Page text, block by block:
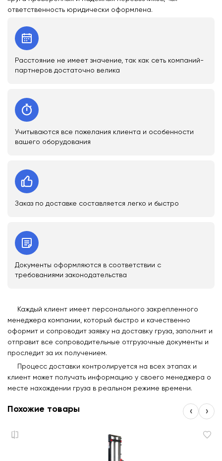
ответственность юридически оформлена.
Расстояние не имеет значение, так как сеть компаний-
партнеров достаточно велика
Учитываются все пожелания клиента и особенности
вашего оборудования
Заказ по доставке составляется легко и быстро
Документы оформляются в соответствии с
требованиями законодательства
Каждый клиент имеет персонального закрепленного
менеджера компании, который быстро и качественно
оформит и сопроводит заявку на доставку груза, заполнит и
отправит все сопроводительные отгрузочные документы и
проследит за их получением.
Процесс доставки контролируется на всех этапах и
клиент может получать информацию у своего менеджера о
месте нахождении груза в реальном режиме времени.
Похожие товары ‹ ›